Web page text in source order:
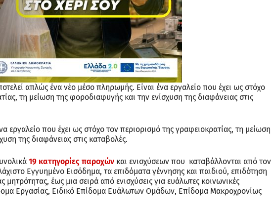
απλώς ένα νέο μέσο πληρωμής. Είναι ένα εργαλείο που έχει ως στόχο
τη μείωση της φοροδιαφυγής και την ενίσχυση της διαφάνειας στις
εργαλείο που έχει ως στόχο τον περιορισμό της γραφειοκρατίας, τη μείωση
της διαφάνειας στις καταβολές.
19 κατηγορίες παροχών και ενισχύσεων που καταβάλλονται από τον
Εγγυημένο Εισόδημα, τα επιδόματα γέννησης και παιδιού, επιδότηση
μητρότητας, έως μια σειρά από ενισχύσεις για ευάλωτες κοινωνικές
Εργασίας, Ειδικό Επίδομα Ευάλωτων Ομάδων, Επίδομα Μακροχρονίως